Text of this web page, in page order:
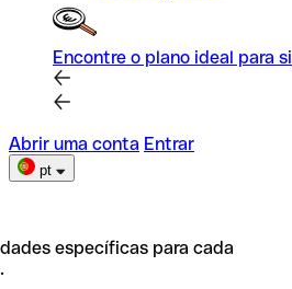
Encontre o plano ideal para si
Abrir uma conta Entrar
pt
específicas para cada